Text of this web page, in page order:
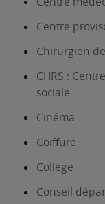
Centre
Chirurgien
CHRS :
sociale
Cinéma
Coiffure
Collège
Conseil